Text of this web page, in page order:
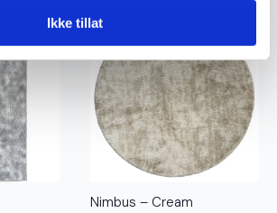
Ikke tillat
Nimbus – Cream